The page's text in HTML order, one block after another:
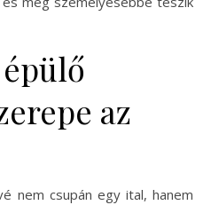
az
nem csupán egy ital, hanem